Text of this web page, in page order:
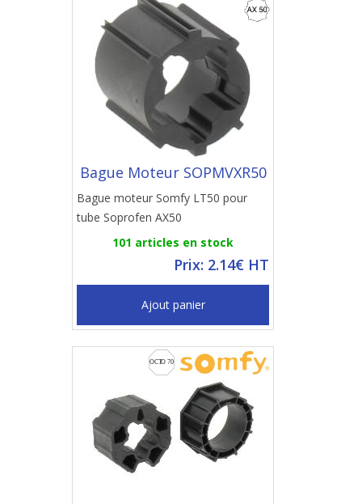
Bague Moteur SOPMVXR50
Bague moteur Somfy LT50 pour
tube Soprofen AX50
101 articles en stock
Prix: 2.14€ HT
Ajout panier